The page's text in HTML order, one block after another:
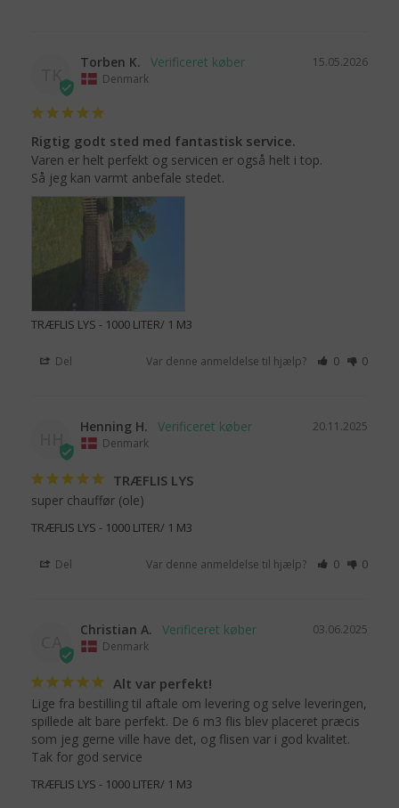
15.05.2026
Torben K.
Denmark
Rigtig godt sted med fantastisk service.
Varen er helt perfekt og servicen er også helt i top.
Så jeg kan varmt anbefale stedet.
TRÆFLIS LYS - 1000 LITER/ 1 M3
Del Var denne anmeldelse til hjælp? 0 0
HH
20.11.2025
Henning H.
Denmark
TRÆFLIS LYS
super chauffør (ole)
TRÆFLIS LYS - 1000 LITER/ 1 M3
Del Var denne anmeldelse til hjælp? 0 0
03.06.2025
Christian A.
Denmark
Alt var perfekt!
Lige fra bestilling til aftale om levering og selve leveringen,
spillede alt bare perfekt. De 6 m3 flis blev placeret præcis
som jeg gerne ville have det, og flisen var i god kvalitet.
Tak for god service
TRÆFLIS LYS - 1000 LITER/ 1 M3